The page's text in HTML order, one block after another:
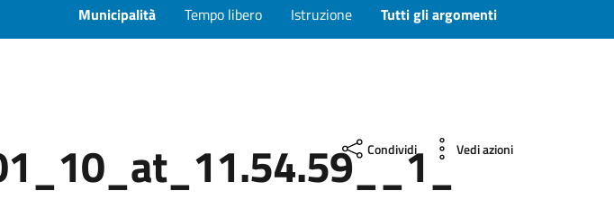
Municipalità Tempo libero Istruzione Tutti gli argomenti
Condividi Vedi azioni